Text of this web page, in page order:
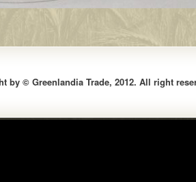
by © Greenlandia Trade, 2012. All right